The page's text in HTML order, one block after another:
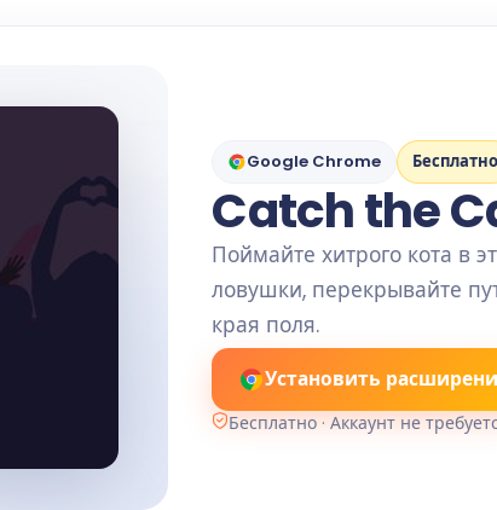
Google Chrome Бесплатно
Catch the
Поймайте хитрого кота в
ловушки, перекрывайте
края поля.
Установить
Бесплатно · Аккаунт не